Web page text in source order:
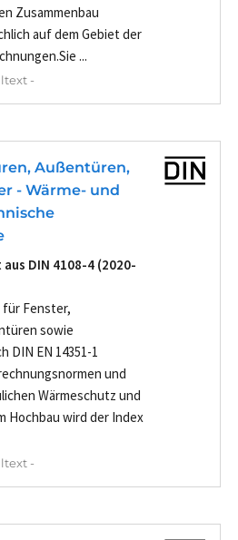
Zusammenbau
auf dem Gebiet der
...
-
Außentüren,
- Wärme- und
DIN 4108-4 (2020-
für Fenster,
sowie
DIN EN 14351-1
und
Wärmeschutz und
Hochbau wird der Index
-